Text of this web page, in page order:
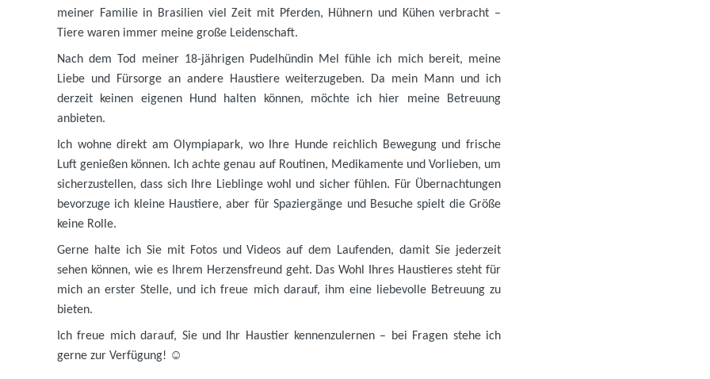
meiner Familie in Brasilien viel Zeit mit Pferden, Hühnern und Kühen verbracht –
Tiere waren immer meine große Leidenschaft.
Nach dem Tod meiner 18-jährigen Pudelhündin Mel fühle ich mich bereit, meine
Liebe und Fürsorge an andere Haustiere weiterzugeben. Da mein Mann und ich
derzeit keinen eigenen Hund halten können, möchte ich hier meine Betreuung
anbieten.
Ich wohne direkt am Olympiapark, wo Ihre Hunde reichlich Bewegung und frische
Luft genießen können. Ich achte genau auf Routinen, Medikamente und Vorlieben, um
sicherzustellen, dass sich Ihre Lieblinge wohl und sicher fühlen. Für Übernachtungen
bevorzuge ich kleine Haustiere, aber für Spaziergänge und Besuche spielt die Größe
keine Rolle.
Gerne halte ich Sie mit Fotos und Videos auf dem Laufenden, damit Sie jederzeit
sehen können, wie es Ihrem Herzensfreund geht. Das Wohl Ihres Haustieres steht für
mich an erster Stelle, und ich freue mich darauf, ihm eine liebevolle Betreuung zu
bieten.
Ich freue mich darauf, Sie und Ihr Haustier kennenzulernen – bei Fragen stehe ich
gerne zur Verfügung! ☺️